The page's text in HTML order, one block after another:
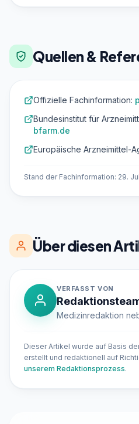
Quellen &
Offizielle Fachinformation:
Bundesinstitut für
bfarm.de
Europäische Arzneimittel-
Stand der Fachinformation: 29.
Über diesen
VERFASST VON
Medizinredaktion
Dieser Artikel wurde auf Basis
erstellt und redaktionell auf
unserem Redaktionsprozess.